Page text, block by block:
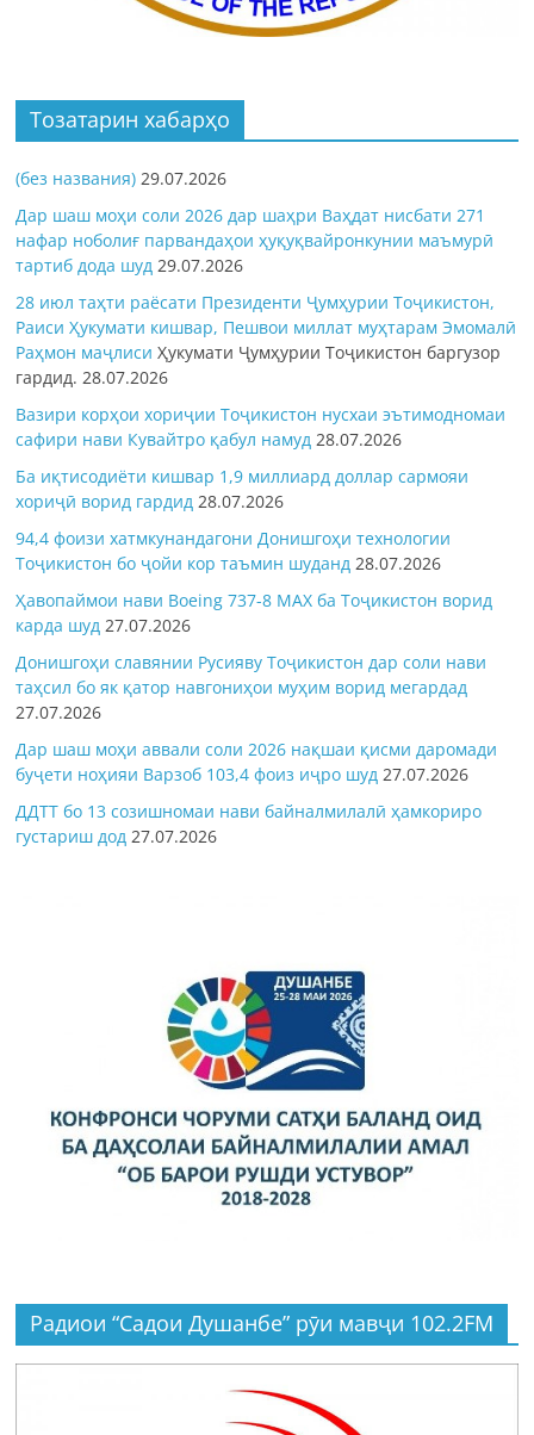
Тозатарин хабарҳо
(без названия) 29.07.2026
Дар шаш моҳи соли 2026 дар шаҳри Ваҳдат нисбати 271
нафар ноболиғ парвандаҳои ҳуқуқвайронкунии маъмурӣ
тартиб дода шуд 29.07.2026
28 июл таҳти раёсати Президенти Ҷумҳурии Тоҷикистон,
Раиси Ҳукумати кишвар, Пешвои миллат муҳтарам Эмомалӣ
Раҳмон маҷлисиҲукумати Ҷумҳурии Тоҷикистон баргузор
гардид.28.07.2026
Вазири корҳои хориҷии Тоҷикистон нусхаи эътимодномаи
сафири нави Кувайтро қабул намуд 28.07.2026
Ба иқтисодиёти кишвар 1,9 миллиард доллар сармояи
хориҷӣ ворид гардид 28.07.2026
94,4 фоизи хатмкунандагони Донишгоҳи технологии
Тоҷикистон бо ҷойи кор таъмин шуданд 28.07.2026
Ҳавопаймои нави Boeing 737-8 MAX ба Тоҷикистон ворид
карда шуд 27.07.2026
Донишгоҳи славянии Русияву Тоҷикистон дар соли нави
таҳсил бо як қатор навгониҳои муҳим ворид мегардад
27.07.2026
Дар шаш моҳи аввали соли 2026 нақшаи қисми даромади
буҷети ноҳияи Варзоб 103,4 фоиз иҷро шуд 27.07.2026
ДДТТ бо 13 созишномаи нави байналмилалӣ ҳамкориро
густариш дод 27.07.2026
Радиои “Садои Душанбе” рӯи мавҷи 102.2FM